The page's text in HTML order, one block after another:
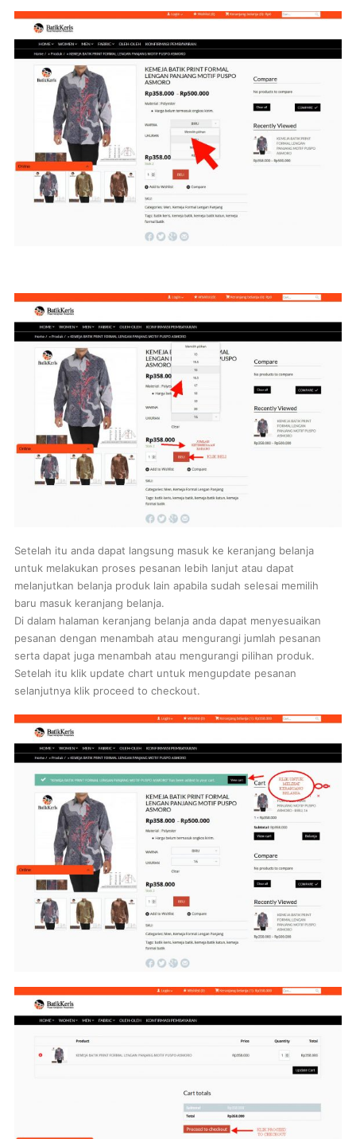
Setelah itu anda dapat langsung masuk ke keranjang belanja
untuk melakukan proses pesanan lebih lanjut atau dapat
melanjutkan belanja produk lain apabila sudah selesai memilih
baru masuk keranjang belanja.
Di dalam halaman keranjang belanja anda dapat menyesuaikan
pesanan dengan menambah atau mengurangi jumlah pesanan
serta dapat juga menambah atau mengurangi pilihan produk.
Setelah itu klik update chart untuk mengupdate pesanan
selanjutnya klik proceed to checkout.